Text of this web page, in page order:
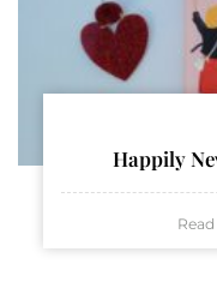
Happily